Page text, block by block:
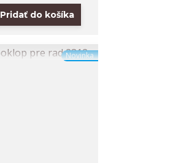
Pridať do košíka
Novinka